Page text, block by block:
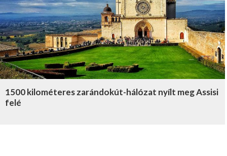
1500 kilométeres zarándokút-hálózat nyílt meg Assisi
felé